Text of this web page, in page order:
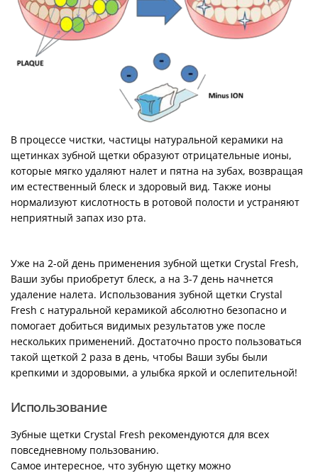
В процессе чистки, частицы натуральной керамики на
щетинках зубной щетки образуют отрицательные ионы,
которые мягко удаляют налет и пятна на зубах, возвращая
им естественный блеск и здоровый вид. Также ионы
нормализуют кислотность в ротовой полости и устраняют
неприятный запах изо рта.
Уже на 2-ой день применения зубной щетки Crystal Fresh,
Ваши зубы приобретут блеск, а на 3-7 день начнется
удаление налета. Использования зубной щетки Crystal
Fresh с натуральной керамикой абсолютно безопасно и
помогает добиться видимых результатов уже после
нескольких применений. Достаточно просто пользоваться
такой щеткой 2 раза в день, чтобы Ваши зубы были
крепкими и здоровыми, а улыбка яркой и ослепительной!
Использование
Зубные щетки Crystal Fresh рекомендуются для всех
повседневному пользованию.
Самое интересное, что зубную щетку можно